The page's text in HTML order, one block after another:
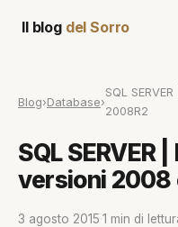
Il blog del Sorro
Blog›Database›
SQL
2008R2
SQL SERVER
versioni 2008
3 agosto 2015 1 min di